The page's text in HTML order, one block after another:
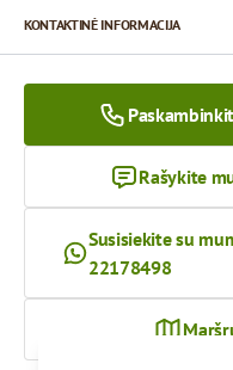
KONTAKTINĖ INFORMACIJA
Rašykite
Susisiekite su
22178498